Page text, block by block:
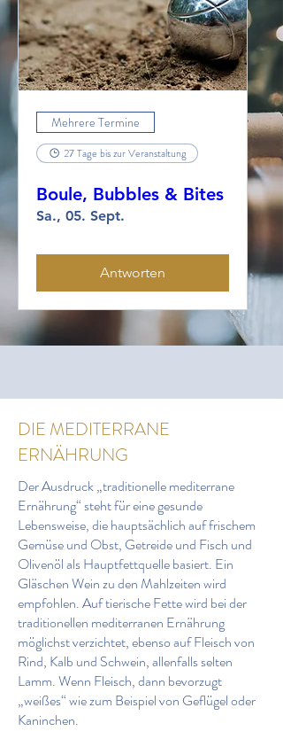
Mehrere Termine
27 Tage bis zur Veranstaltung
Boule, Bubbles & Bites
Sa., 05. Sept.
Antworten
DIE MEDITERRANE
ERNÄHRUNG
Der Ausdruck „traditionelle mediterrane
Ernährung“ steht für eine gesunde
Lebensweise, die hauptsächlich auf frischem
Gemüse und Obst, Getreide und Fisch und
Olivenöl als Hauptfettquelle basiert. Ein
Gläschen Wein zu den Mahlzeiten wird
empfohlen. Auf tierische Fette wird bei der
traditionellen mediterranen Ernährung
möglichst verzichtet, ebenso auf Fleisch von
Rind, Kalb und Schwein, allenfalls selten
Lamm. Wenn Fleisch, dann bevorzugt
„weißes“ wie zum Beispiel von Geflügel oder
Kaninchen.